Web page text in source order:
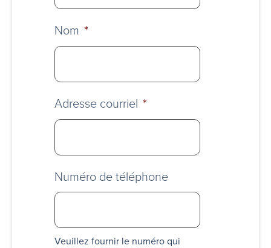
Nom *
Adresse courriel *
Numéro de téléphone
Veuillez fournir le numéro qui